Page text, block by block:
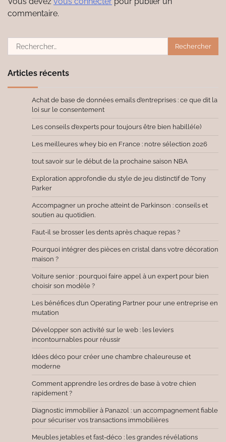
commentaire.
Rechercher :
Articles récents
Achat de base de données emails d’entreprises : ce que dit la
loi sur le consentement
Les conseils d’experts pour toujours être bien habillé(e)
Les meilleures whey bio en France : notre sélection 2026
tout savoir sur le début de la prochaine saison NBA
Exploration approfondie du style de jeu distinctif de Tony
Parker
Accompagner un proche atteint de Parkinson : conseils et
soutien au quotidien.
Faut-il se brosser les dents après chaque repas ?
Pourquoi intégrer des pièces en cristal dans votre décoration
maison ?
Voiture senior : pourquoi faire appel à un expert pour bien
choisir son modèle ?
Les bénéfices d’un Operating Partner pour une entreprise en
mutation
Développer son activité sur le web : les leviers
incontournables pour réussir
Idées déco pour créer une chambre chaleureuse et
moderne
Comment apprendre les ordres de base à votre chien
rapidement ?
Diagnostic immobilier à Panazol : un accompagnement fiable
pour sécuriser vos transactions immobilières
Meubles jetables et fast-déco : les grandes révélations